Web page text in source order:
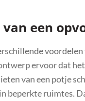
een
ervoor dat
van een potje
beperkte ruimtes.